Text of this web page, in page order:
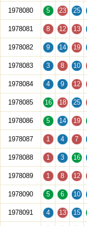
1978080 5 23 25
1978081 8 12 13
1978082 9 14 19
1978083 3 8 10
1978084 4 9 12
1978085 16 18 25
1978086 5 14 19
1978087 1 4 7
1978088 1 3 16
1978089 1 8 12
1978090 5 6 10
1978091 4 13 15